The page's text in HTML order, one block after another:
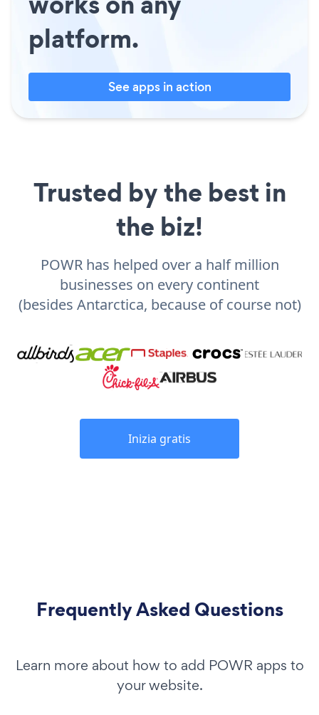
platform.
See apps in action
Trusted by the best in
the biz!
POWR has helped over a half million
businesses on every continent
(besides Antarctica, because of course not)
Inizia gratis
Frequently Asked Questions
Learn more about how to add POWR apps to
your website.